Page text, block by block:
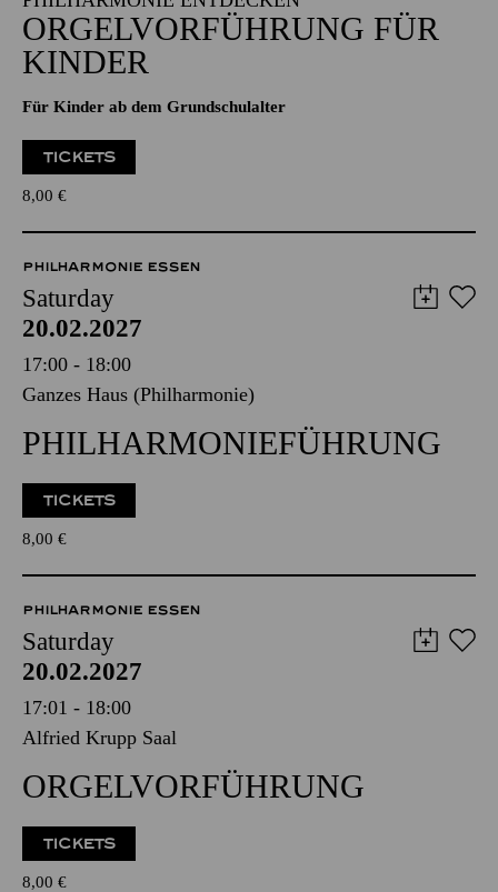
ORGELVORFÜHRUNG FÜR
KINDER
Für Kinder ab dem Grundschulalter
TICKETS
8,00 €
PHILHARMONIE ESSEN
Saturday
20.02.2027
17:00 - 18:00
Ganzes Haus (Philharmonie)
PHILHARMONIEFÜHRUNG
TICKETS
8,00 €
PHILHARMONIE ESSEN
Saturday
20.02.2027
17:01 - 18:00
Alfried Krupp Saal
ORGELVORFÜHRUNG
TICKETS
8,00 €